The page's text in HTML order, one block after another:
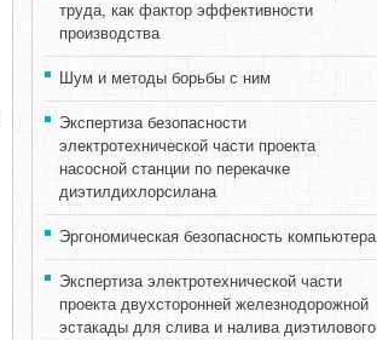
труда, как фактор эффективности
производства
Шум и методы борьбы с ним
Экспертиза безопасности
электротехнической части проекта
насосной станции по перекачке
диэтилдихлорсилана
Эргономическая безопасность компьютера
Экспертиза электротехнической части
проекта двухсторонней железнодорожной
эстакады для слива и налива диэтилового